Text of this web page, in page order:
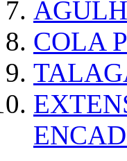
COLA